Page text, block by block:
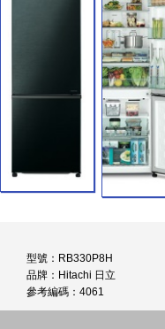
型號：RB330P8H
品牌：Hitachi 日立
參考編碼：4061